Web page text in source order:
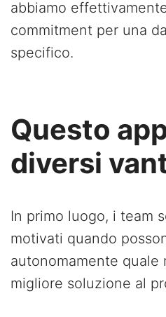
abbiamo
commitment per una
specifico.
Questo
diversi
In primo luogo, i team
motivati quando
autonomamente quale
migliore soluzione al